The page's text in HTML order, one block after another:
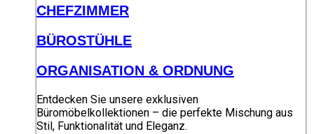
CHEFZIMMER
BÜROSTÜHLE
ORGANISATION & ORDNUNG
Entdecken Sie unsere exklusiven
Büromöbelkollektionen – die perfekte Mischung aus
Stil, Funktionalität und Eleganz.